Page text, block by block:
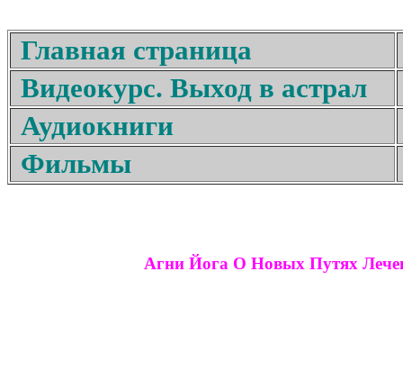
Главная страница
Видеокурс. Выход в астрал
Аудиокниги
Фильмы
Агни Йога О Новых Путях